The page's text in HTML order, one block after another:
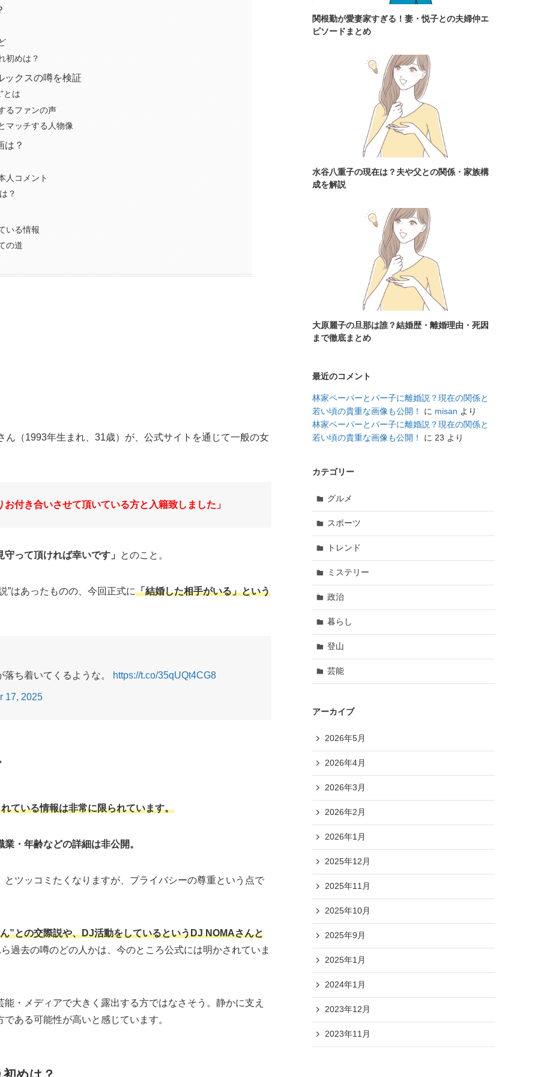
初めは？
ックスの噂を検証
とは
るファンの声
マッチする人物像
は？
人コメント
？
いる情報
の道
（1993年生まれ、31歳）が、公式サイトを通じて一般の女
付き合いさせて頂いている方と入籍致しました」
って頂ければ幸いです」 とのこと。
はあったものの、今回正式に「結婚した相手がいる」という
ち着いてくるような。 https://t.co/35qUQt4CG8
17, 2025
ている情報は非常に限られています。
業・年齢などの詳細は非公開。
ツッコミたくなりますが、プライバシーの尊重という点で
”との交際説や、DJ活動をしているというDJ NOMAさんと
過去の噂のどの人かは、今のところ公式には明かされていま
・メディアで大きく露出する方ではなさそう。静かに支え
ある可能性が高いと感じています。
関根勤が愛妻家すぎる！妻・悦子との夫婦仲エ
ピソードまとめ
水谷八重子の現在は？夫や父との関係・家族構
成を解説
大原麗子の旦那は誰？結婚歴・離婚理由・死因
まで徹底まとめ
最近のコメント
林家ペーパーとパー子に離婚説？現在の関係と
若い頃の貴重な画像も公開！
に misan より
林家ペーパーとパー子に離婚説？現在の関係と
若い頃の貴重な画像も公開！
に 23 より
カテゴリー
グルメ
スポーツ
トレンド
ミステリー
政治
暮らし
登山
芸能
アーカイブ
2026年5月
2026年4月
2026年3月
2026年2月
2026年1月
2025年12月
2025年11月
2025年10月
2025年9月
2025年1月
2024年1月
2023年12月
2023年11月